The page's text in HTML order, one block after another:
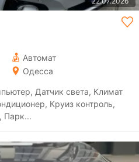
Автомат
Одесса
Датчик света, Климат
Круиз контроль,
Парк...